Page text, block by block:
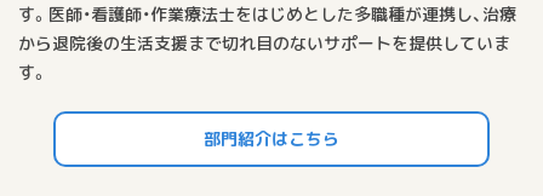
す。医師・看護師・作業療法士をはじめとした多職種が連携し、治療
から退院後の生活支援まで切れ目のないサポートを提供していま
す。
部門紹介はこちら